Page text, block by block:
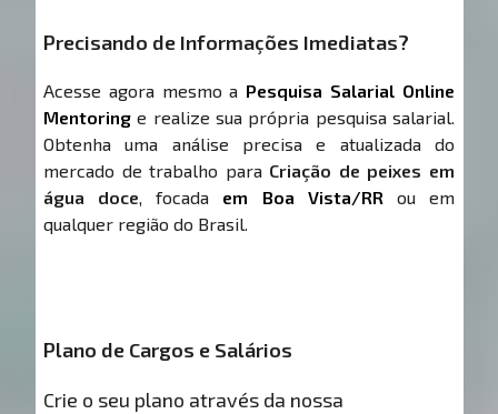
Precisando de Informações Imediatas?
Acesse agora mesmo a Pesquisa Salarial Online
Mentoring e realize sua própria pesquisa salarial.
Obtenha uma análise precisa e atualizada do
mercado de trabalho para Criação de peixes em
água doce, focada em Boa Vista/RR ou em
qualquer região do Brasil.
Plano de Cargos e Salários
Crie o seu plano através da nossa